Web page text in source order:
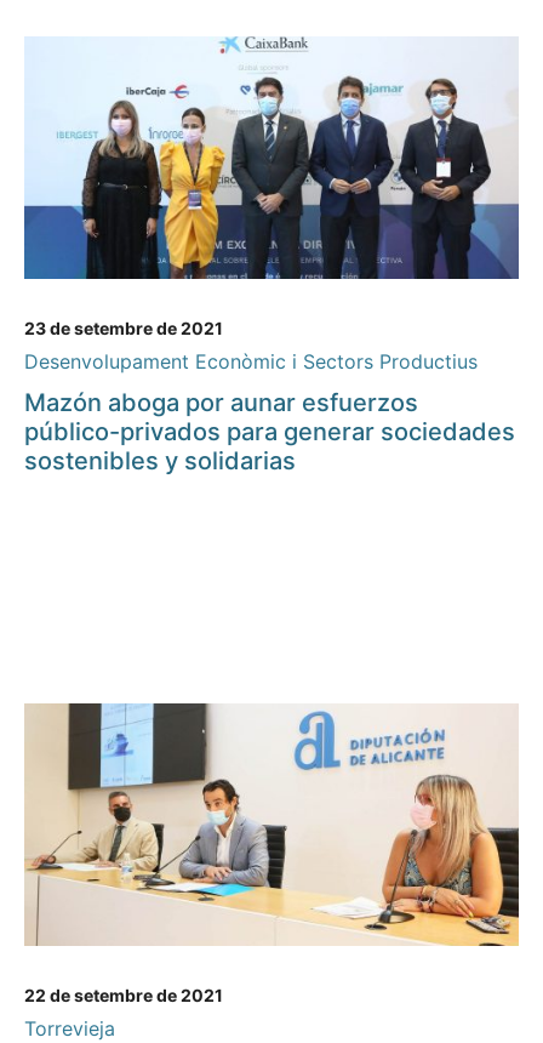
23 de setembre de 2021
Desenvolupament Econòmic i Sectors Productius
Mazón aboga por aunar esfuerzos
público-privados para generar sociedades
sostenibles y solidarias
22 de setembre de 2021
Torrevieja